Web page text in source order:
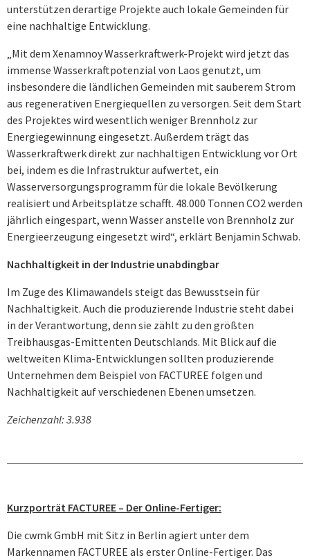
unterstützen der­artige Projekte auch lokale Gemeinden für
eine nachhaltige Entwicklung.
„Mit dem Xenamnoy Wasserkraftwerk-Projekt wird jetzt das
immense Wasserkraft­potenzial von Laos genutzt, um
insbesondere die ländlichen Gemeinden mit sauberem Strom
aus regenerativen Energiequellen zu versorgen. Seit dem Start
des Projektes wird wesentlich weniger Brennholz zur
Energiegewinnung eingesetzt. Außerdem trägt das
Wasserkraftwerk direkt zur nachhaltigen Entwicklung vor Ort
bei, indem es die Infrastruktur aufwertet, ein
Wasserversorgungsprogramm für die lokale Bevölkerung
realisiert und Arbeitsplätze schafft. 48.000 Tonnen CO2 werden
jährlich eingespart, wenn Wasser anstelle von Brennholz zur
Energieerzeugung einge­setzt wird“, erklärt Benjamin Schwab.
Nachhaltigkeit in der Industrie unabdingbar
Im Zuge des Klimawandels steigt das Bewusstsein für
Nachhaltigkeit. Auch die produzierende Industrie steht dabei
in der Verantwortung, denn sie zählt zu den größten
Treibhausgas-Emittenten Deutschlands. Mit Blick auf die
weltweiten Klima-Ent­wicklungen sollten produzierende
Unternehmen dem Beispiel von FACTUREE folgen und
Nachhaltigkeit auf verschiedenen Ebenen umsetzen.
Zeichenzahl: 3.938
Kurzporträt FACTUREE – Der Online-Fertiger:
Die cwmk GmbH mit Sitz in Berlin agiert unter dem
Markennamen FACTUREE als erster Online-Fertiger. Das